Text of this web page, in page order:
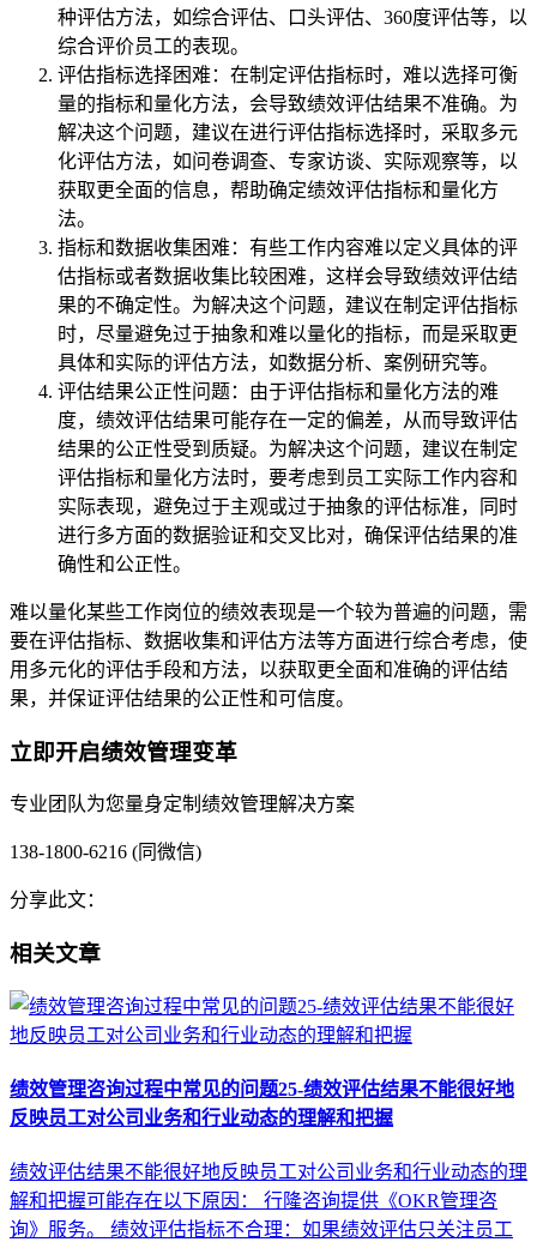
种评估方法，如综合评估、口头评估、360度评估等，以
综合评价员工的表现。
评估指标选择困难：在制定评估指标时，难以选择可衡
量的指标和量化方法，会导致绩效评估结果不准确。为
解决这个问题，建议在进行评估指标选择时，采取多元
化评估方法，如问卷调查、专家访谈、实际观察等，以
获取更全面的信息，帮助确定绩效评估指标和量化方
法。
指标和数据收集困难：有些工作内容难以定义具体的评
估指标或者数据收集比较困难，这样会导致绩效评估结
果的不确定性。为解决这个问题，建议在制定评估指标
时，尽量避免过于抽象和难以量化的指标，而是采取更
具体和实际的评估方法，如数据分析、案例研究等。
评估结果公正性问题：由于评估指标和量化方法的难
度，绩效评估结果可能存在一定的偏差，从而导致评估
结果的公正性受到质疑。为解决这个问题，建议在制定
评估指标和量化方法时，要考虑到员工实际工作内容和
实际表现，避免过于主观或过于抽象的评估标准，同时
进行多方面的数据验证和交叉比对，确保评估结果的准
确性和公正性。
难以量化某些工作岗位的绩效表现是一个较为普遍的问题，需
要在评估指标、数据收集和评估方法等方面进行综合考虑，使
用多元化的评估手段和方法，以获取更全面和准确的评估结
果，并保证评估结果的公正性和可信度。
立即开启绩效管理变革
专业团队为您量身定制绩效管理解决方案
138-1800-6216 (同微信)
分享此文：
相关文章
绩效管理咨询过程中常见的问题25-绩效评估结果不能很好地
反映员工对公司业务和行业动态的理解和把握
绩效评估结果不能很好地反映员工对公司业务和行业动态的理
解和把握可能存在以下原因： 行隆咨询提供《OKR管理咨
询》服务。 绩效评估指标不合理：如果绩效评估只关注员工